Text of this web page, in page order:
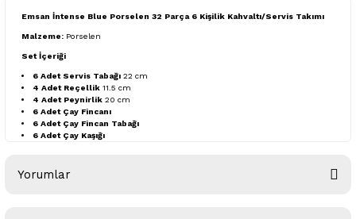
Emsan İntense Blue Porselen 32 Parça 6 Kişilik Kahvaltı/Servis Takımı
Malzeme: Porselen
Set İçeriği
6 Adet Servis Tabağı22 cm
4 Adet Reçellik11.5 cm
4 Adet Peynirlik20 cm
6 Adet Çay Fincanı
6 Adet Çay Fincan Tabağı
6 Adet Çay Kaşığı
Yorumlar